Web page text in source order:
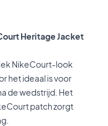
Heritage Jacket
NikeCourt-look
het ideaal is voor
de wedstrijd. Het
patch zorgt